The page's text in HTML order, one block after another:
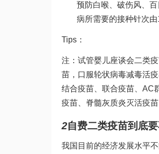
预防白喉、破伤风、
病所需要的接种针次
Tips：
注： 试管婴儿座谈会二类
苗，口服轮状病毒减毒活疫
结合疫苗、联合疫苗、AC
疫苗、脊髓灰质炎灭活疫
2自费二类疫苗到底
我国目前的经济发展水平